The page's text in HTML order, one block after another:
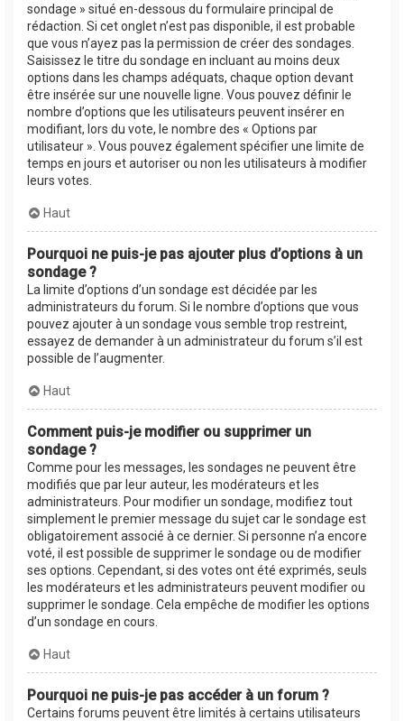
sondage » situé en-dessous du formulaire principal de
rédaction. Si cet onglet n’est pas disponible, il est probable
que vous n’ayez pas la permission de créer des sondages.
Saisissez le titre du sondage en incluant au moins deux
options dans les champs adéquats, chaque option devant
être insérée sur une nouvelle ligne. Vous pouvez définir le
nombre d’options que les utilisateurs peuvent insérer en
modifiant, lors du vote, le nombre des « Options par
utilisateur ». Vous pouvez également spécifier une limite de
temps en jours et autoriser ou non les utilisateurs à modifier
leurs votes.
Haut
Pourquoi ne puis-je pas ajouter plus d’options à un
sondage ?
La limite d’options d’un sondage est décidée par les
administrateurs du forum. Si le nombre d’options que vous
pouvez ajouter à un sondage vous semble trop restreint,
essayez de demander à un administrateur du forum s’il est
possible de l’augmenter.
Haut
Comment puis-je modifier ou supprimer un
sondage ?
Comme pour les messages, les sondages ne peuvent être
modifiés que par leur auteur, les modérateurs et les
administrateurs. Pour modifier un sondage, modifiez tout
simplement le premier message du sujet car le sondage est
obligatoirement associé à ce dernier. Si personne n’a encore
voté, il est possible de supprimer le sondage ou de modifier
ses options. Cependant, si des votes ont été exprimés, seuls
les modérateurs et les administrateurs peuvent modifier ou
supprimer le sondage. Cela empêche de modifier les options
d’un sondage en cours.
Haut
Pourquoi ne puis-je pas accéder à un forum ?
Certains forums peuvent être limités à certains utilisateurs